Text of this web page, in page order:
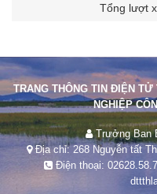
Tổng lượt
TRANG THÔNG TIN ĐIỆN
NGHIỆP
Trưởng Ban
Địa chỉ: 268 Nguyễn tất
Điện thoại: